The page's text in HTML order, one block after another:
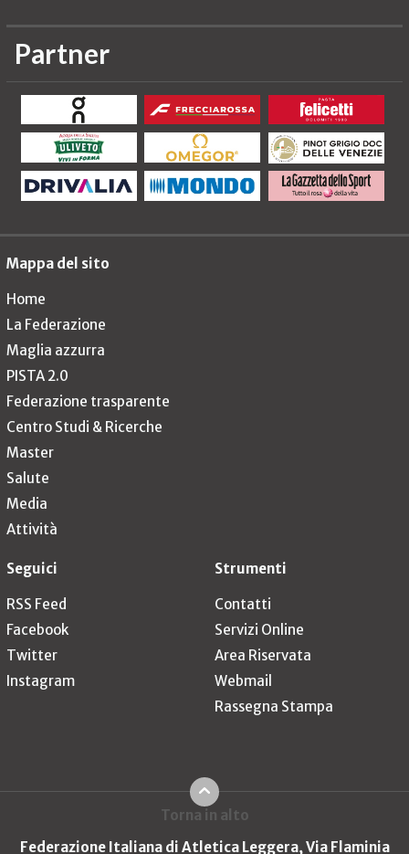
Partner
Mappa del sito
Home
La Federazione
Maglia azzurra
PISTA 2.0
Federazione trasparente
Centro Studi & Ricerche
Master
Salute
Media
Attività
Seguici
RSS Feed
Facebook
Twitter
Instagram
Strumenti
Contatti
Servizi Online
Area Riservata
Webmail
Rassegna Stampa
Torna in alto
Federazione Italiana di Atletica Leggera, Via Flaminia